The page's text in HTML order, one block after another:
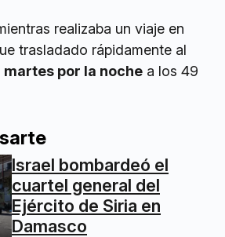
realizaba un viaje en
trasladado rápidamente al
martes por la noche a los 49
Israel bombardeó el
cuartel general del
Ejército de Siria en
Damasco